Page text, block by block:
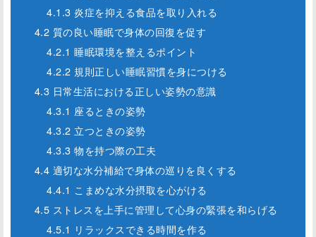
4.1.3 炎症を抑える食品を取り入れる
4.2 質の良い睡眠で身体の回復を促す
4.2.1 睡眠環境を整えるポイント
4.2.2 規則正しい睡眠習慣を身につける
4.3 日常生活における正しい姿勢の意識
4.3.1 座るときの姿勢
4.3.2 立つときの姿勢
4.3.3 物を持つ際の工夫
4.4 適切な水分補給で身体の巡りを良くする
4.4.1 こまめな水分摂取を心がける
4.5 ストレスを上手に管理して心身の緊張を和らげる
4.5.1 リラックスできる時間を作る